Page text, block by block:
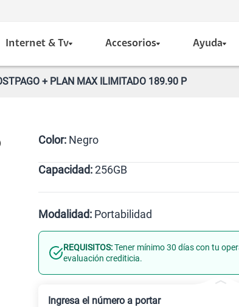
Internet & Tv Accesorios Ayuda
+ PLAN MAX ILIMITADO 189.90 P
Color: Negro
Negro
Capacidad:256GB
Modalidad: Portabilidad
Línea Nueva Portabilidad
REQUISITOS:Tener mínimo 30 días con tu
evaluación crediticia.
Ingresa el número a portar